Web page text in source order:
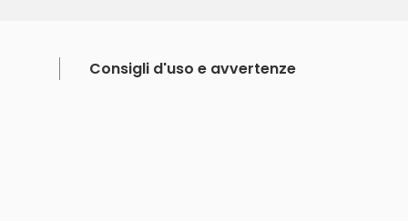
Consigli d'uso e avvertenze